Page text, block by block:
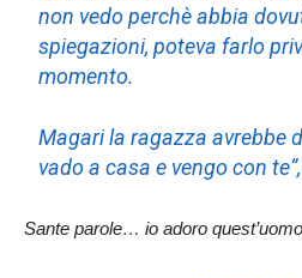
non vedo perchè abbia
spiegazioni, poteva farlo
momento.
Magari la ragazza avrebbe
vado a casa e vengo con
Sante parole… io adoro